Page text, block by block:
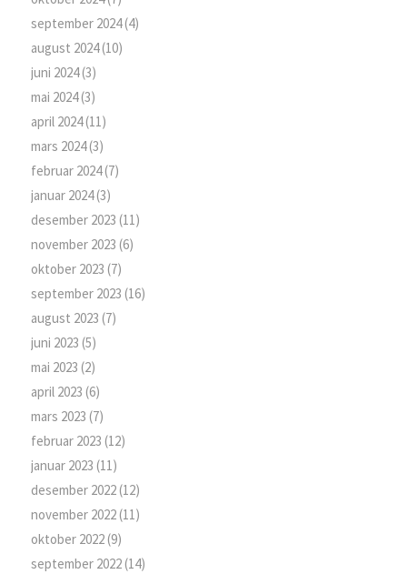
september 2024(4)
august 2024(10)
juni 2024(3)
mai 2024(3)
april 2024(11)
mars 2024(3)
februar 2024(7)
januar 2024(3)
desember 2023 (11)
november 2023 (6)
oktober 2023 (7)
september 2023 (16)
august 2023 (7)
juni 2023 (5)
mai 2023 (2)
april 2023 (6)
mars 2023 (7)
februar 2023 (12)
januar 2023 (11)
desember 2022(12)
november 2022(11)
oktober 2022(9)
september 2022(14)